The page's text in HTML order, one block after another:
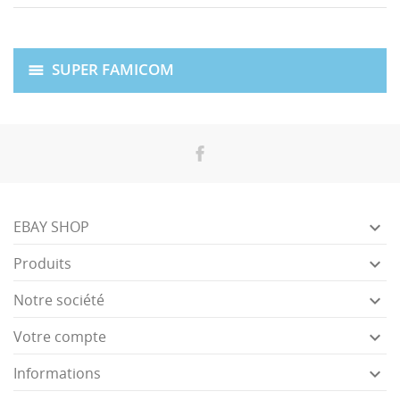
SUPER FAMICOM
EBAY SHOP 
Produits 
Notre société 
Votre compte 
Informations 